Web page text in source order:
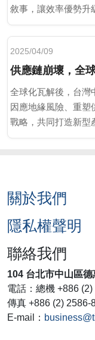
敘事，讓效率優勢升
2025/04/09
供應鏈崩壞，全
全球化瓦解後，台灣
因應地緣風險、重塑
戰略，共同打造新型
關於我們
隱私權聲明
聯絡我們
104 台北市中山區
電話：總機 +886
傳真 +886 (2) 2586-
E-mail：